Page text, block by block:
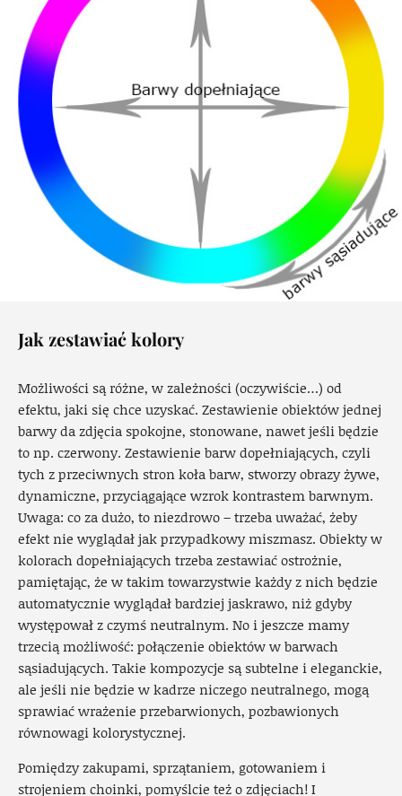
Jak zestawiać kolory
Możliwości są różne, w zależności (oczywiście…) od
efektu, jaki się chce uzyskać. Zestawienie obiektów jednej
barwy da zdjęcia spokojne, stonowane, nawet jeśli będzie
to np. czerwony. Zestawienie barw dopełniających, czyli
tych z przeciwnych stron koła barw, stworzy obrazy żywe,
dynamiczne, przyciągające wzrok kontrastem barwnym.
Uwaga: co za dużo, to niezdrowo – trzeba uważać, żeby
efekt nie wyglądał jak przypadkowy miszmasz. Obiekty w
kolorach dopełniających trzeba zestawiać ostrożnie,
pamiętając, że w takim towarzystwie każdy z nich będzie
automatycznie wyglądał bardziej jaskrawo, niż gdyby
występował z czymś neutralnym. No i jeszcze mamy
trzecią możliwość: połączenie obiektów w barwach
sąsiadujących. Takie kompozycje są subtelne i eleganckie,
ale jeśli nie będzie w kadrze niczego neutralnego, mogą
sprawiać wrażenie przebarwionych, pozbawionych
równowagi kolorystycznej.
Pomiędzy zakupami, sprzątaniem, gotowaniem i
strojeniem choinki, pomyślcie też o zdjęciach! I